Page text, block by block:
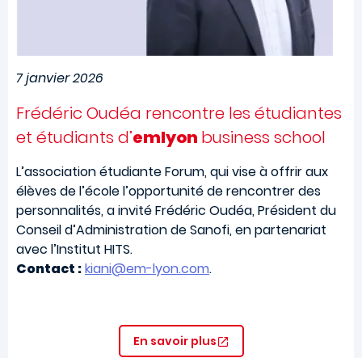
7 janvier 2026
Frédéric Oudéa rencontre les étudiantes
et étudiants d’emlyon business school
L’association étudiante Forum, qui vise à offrir aux
élèves de l’école l’opportunité de rencontrer des
personnalités, a invité Frédéric Oudéa, Président du
Conseil d’Administration de Sanofi, en partenariat
avec l’Institut HITS.
Contact :kiani@em-lyon.com.
En savoir plus